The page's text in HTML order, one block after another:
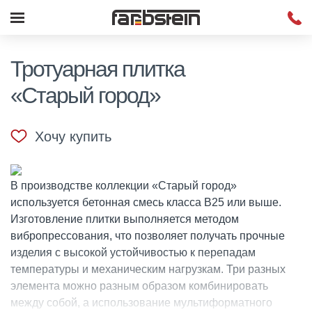
Тротуарная плитка
«Старый город»
Хочу купить
В производстве коллекции «Старый город»
используется бетонная смесь класса B25 или выше.
Изготовление плитки выполняется методом
вибропрессования, что позволяет получать прочные
изделия с высокой устойчивостью к перепадам
температуры и механическим нагрузкам. Три разных
элемента можно разным образом комбинировать
между собой, а использование мультиформатного